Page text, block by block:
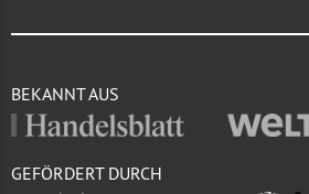
BEKANNT AUS
GEFÖRDERT DURCH